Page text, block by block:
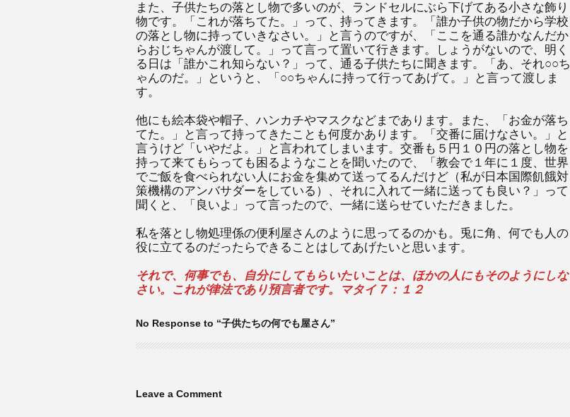
また、子供たちの落とし物で多いのが、ランドセルにぶら下げてある小さな飾り
物です。「これが落ちてた。」って、持ってきます。「誰か子供の物だから学校
の落とし物に持っていきなさい。」と言うのですが、「ここを通る誰かなんだか
らおじちゃんが渡して。」って言って置いて行きます。しょうがないので、明く
る日は「誰かこれ知らない？」って、通る子供たちに聞きます。「あ、それ○○ち
ゃんのだ。」というと、「○○ちゃんに持って行ってあげて。」と言って渡しま
す。
他にも絵本袋や帽子、ハンカチやマスクなどまであります。また、「お金が落ち
てた。」と言って持ってきたことも何度かあります。「交番に届けなさい。」と
言うけど「いやだよ。」と言われてしまいます。交番も５円１０円の落とし物を
持って来てもらっても困るようなことを聞いたので、「教会で１年に１度、世界
でご飯を食べられない人にお金を集めて送ってるんだけど（私が日本国際飢餓対
策機構のアンバサダーをしている）、それに入れて一緒に送っても良い？」って
聞くと、「良いよ」って言ったので、一緒に送らせていただきました。
私を落とし物処理係の便利屋さんのように思ってるのかも。兎に角、何でも人の
役に立てるのだったらできることはしてあげたいと思います。
それで、何事でも、自分にしてもらいたいことは、ほかの人にもそのようにしな
さい。これが律法であり預言者です。マタイ７：１２
No Response to “子供たちの何でも屋さん”
Leave a Comment